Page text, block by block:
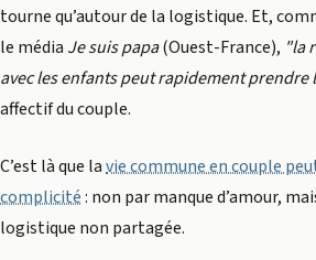
tourne qu’autour de la logistique. Et,
le média Je suis papa(Ouest-France), "la
avec les enfants peut rapidement prendre
affectif du couple.
C’est là que lavie commune en couple
complicité: non par manque d’amour,
logistique non partagée.